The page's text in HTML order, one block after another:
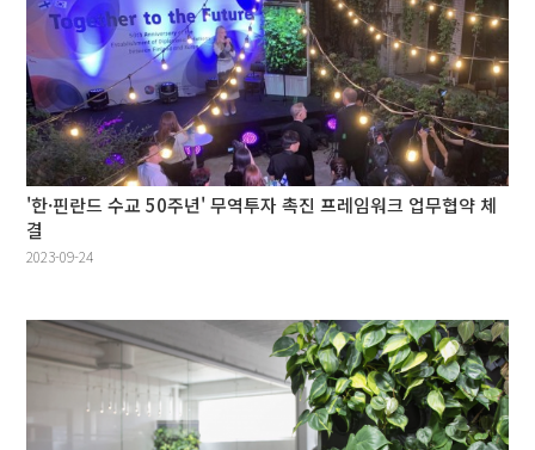
'한·핀란드 수교 50주년' 무역투자 촉진 프레임워크 업무협약 체
결
2023-09-24